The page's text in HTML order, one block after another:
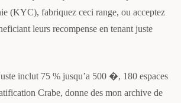
(KYC), fabriquez ceci range, ou acceptez
leurs recompense en tenant juste
inclut 75 % jusqu’a 500 �, 180 espaces
Crabe, donne des mon archive de